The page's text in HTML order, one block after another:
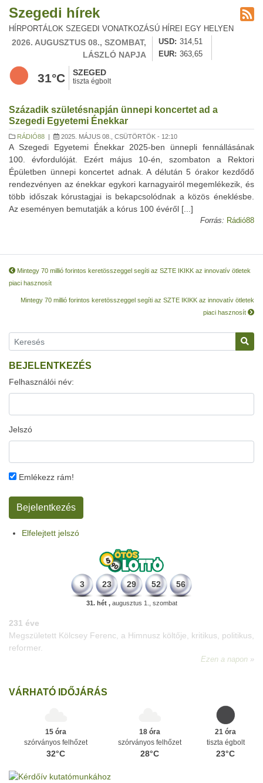
Szegedi hírek
HÍRPORTÁLOK SZEGEDI VONATKOZÁSÚ HÍREI EGY HELYEN
2026. AUGUSZTUS 08., SZOMBAT,
LÁSZLÓ NAPJA
USD
314,51
EUR
363,65
31°C SZEGED
tiszta égbolt
Századik születésnapján ünnepi koncertet ad a
Szegedi Egyetemi Énekkar
RÁDIÓ88 | 2025. MÁJUS 08., CSÜTÖRTÖK - 12:10
A Szegedi Egyetemi Énekkar 2025-ben ünnepli fennállásának
100. évfordulóját. Ezért május 10-én, szombaton a Rektori
Épületben ünnepi koncertet adnak. A délután 5 órakor kezdődő
rendezvényen az énekkar egykori karnagyairól megemlékezik, és
több időszak kórustagjai is bekapcsolódnak a közös éneklésbe.
Az eseményen bemutatják a kórus 100 évéről [...]
Forrás: Rádió88
Mintegy 70 millió forintos keretösszeggel segíti az SZTE IKIKK az innovatív ötletek
piaci hasznosít
Mintegy 70 millió forintos keretösszeggel segíti az SZTE IKIKK az innovatív ötletek
piaci hasznosít
BEJELENTKEZÉS
Felhasználói név:
Jelszó
Emlékezz rám!
Elfelejtett jelszó
3 23 29 52 56
31. hét ,augusztus 1., szombat
331 éve
Megszületett Mikes Kelemen memoáríró, műfordító, a XVIII.
századi magyar prózairodalom legnagyobb alakja.
Ezen a napon
VÁRHATÓ IDŐJÁRÁS
15 óra
szórványos felhőzet
32°C
18 óra
szórványos felhőzet
28°C
21 óra
tiszta égbolt
23°C